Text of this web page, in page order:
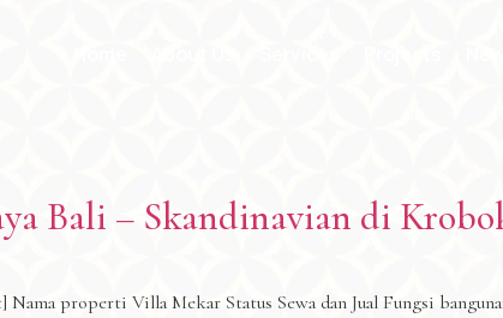
Bali – Skandinavian di
properti Villa Mekar Status Sewa dan Jual Fungsi